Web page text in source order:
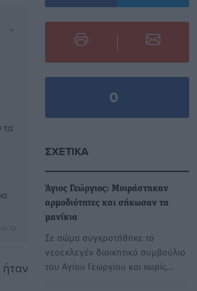
⌄
τα
0
ΣΧΕΤΙΚΆ
Άγιος Γεώργιος: Μοιράστηκαν
αρμοδιότητες και σήκωσαν τα
μανίκια
Σε σώμα συγκροτήθηκε το
νεοεκλεγέν διοικητικό συμβούλιο
του Αγίου Γεωργίου και χωρίς…